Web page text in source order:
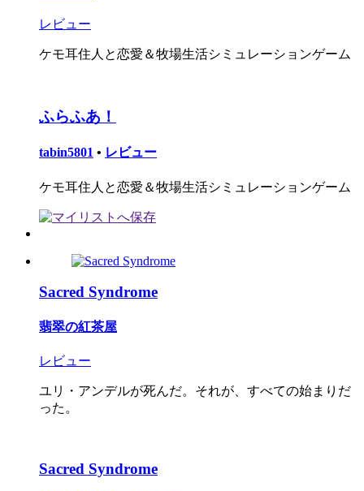
レビュー
ケモ耳住人と恋愛＆牧場生活シミュレーションゲーム
ふらふあ！
tabin5801 • レビュー
ケモ耳住人と恋愛＆牧場生活シミュレーションゲーム
Sacred Syndrome
翡翠の紅茶屋
レビュー
ユリ・アンデルが死んだ。​それが、すべての始まりだ
った。
Sacred Syndrome